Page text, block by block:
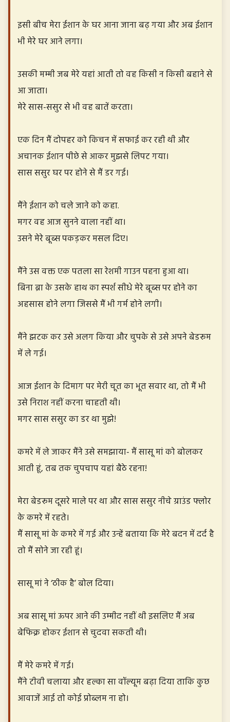
इसी बीच मेरा ईशान के घर आना जाना बढ़ गया और अब ईशान
भी मेरे घर आने लगा।
उसकी मम्मी जब मेरे यहां आती तो वह किसी न किसी बहाने से
आ जाता।
मेरे सास-ससुर से भी वह बातें करता।
एक दिन मैं दोपहर को किचन में सफाई कर रही थी और
अचानक ईशान पीछे से आकर मुझसे लिपट गया।
सास ससुर घर पर होने से मैं डर गई।
मैंने ईशान को चले जाने को कहा.
मगर वह आज सुनने वाला नहीं था।
उसने मेरे बूब्स पकड़कर मसल दिए।
मैंने उस वक्त एक पतला सा रेशमी गाउन पहना हुआ था।
बिना ब्रा के उसके हाथ का स्पर्श सीधे मेरे बूब्स पर होने का
अहसास होने लगा जिससे मैं भी गर्म होने लगी।
मैंने झटक कर उसे अलग किया और चुपके से उसे अपने बेडरूम
में ले गई।
आज ईशान के दिमाग पर मेरी चूत का भूत सवार था, तो मैं भी
उसे निराश नहीं करना चाहती थी।
मगर सास ससुर का डर था मुझे!
कमरे में ले जाकर मैंने उसे समझाया- मैं सासू मां को बोलकर
आती हूं, तब तक चुपचाप यहां बैठे रहना!
मेरा बेडरूम दूसरे माले पर था और सास ससुर नीचे ग्राउंड फ्लोर
के कमरे में रहते।
मैं सासू मां के कमरे में गई और उन्हें बताया कि मेरे बदन में दर्द है
तो मैं सोने जा रही हूं।
सासू मां ने ‘ठीक है’ बोल दिया।
अब सासू मां ऊपर आने की उम्मीद नहीं थी इसलिए मैं अब
बेफिक्र होकर ईशान से चुदवा सकती थी।
मैं मेरे कमरे में गई।
मैंने टीवी चलाया और हल्का सा वॉल्यूम बढ़ा दिया ताकि कुछ
आवाजें आई तो कोई प्रोब्लम ना हो।